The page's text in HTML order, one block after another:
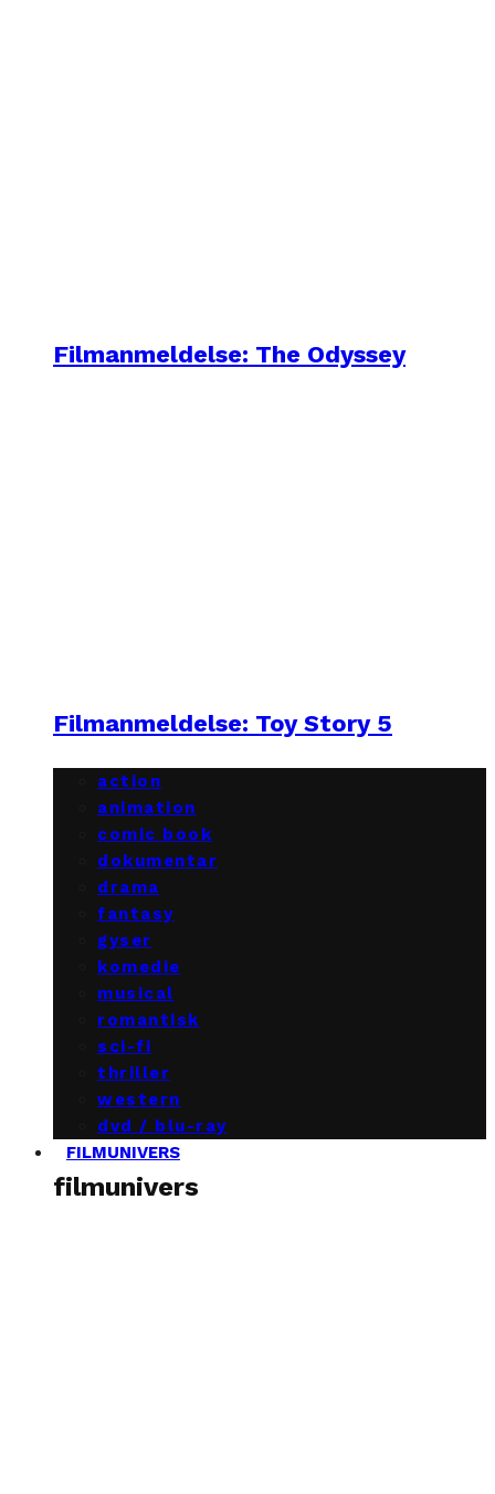
Filmanmeldelse: The Odyssey
Filmanmeldelse: Toy Story 5
action
animation
comic book
dokumentar
drama
fantasy
gyser
komedie
musical
romantisk
sci-fi
thriller
western
dvd / blu-ray
FILMUNIVERS
filmunivers